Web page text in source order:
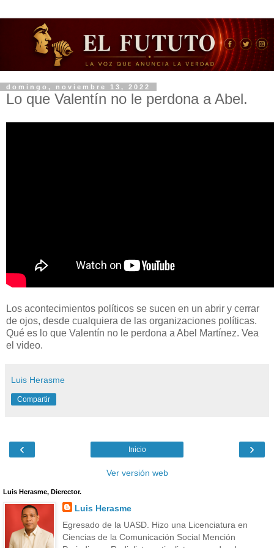
domingo, noviembre 13, 2022
Lo que Valentín no le perdona a Abel.
Los acontecimientos políticos se sucen en un abrir y cerrar
de ojos, desde cualquiera de las organizaciones políticas.
Qué es lo que Valentín no le perdona a Abel Martínez. Vea
el video.
Luis Herasme
Compartir
‹ ›
Inicio
Ver versión web
Luis Herasme, Dierector.
Luis Herasme
Egresado de la UASD. Hizo una Licenciatura en
Ciencias de la Comunicación Social Mención